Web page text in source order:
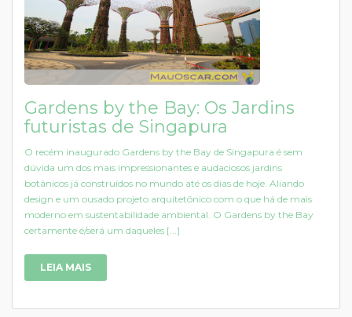
Gardens by the Bay: Os Jardins
futuristas de Singapura
O recém inaugurado Gardens by the Bay de Singapura é sem
dúvida um dos mais impressionantes e audaciosos jardins
botânicos já construídos no mundo até os dias de hoje. Aliando
design e um ousado projeto arquitetônico com o que há de mais
moderno em sustentabilidade ambiental. O Gardens by the Bay
certamente é/será um daqueles [...]
LEIA MAIS